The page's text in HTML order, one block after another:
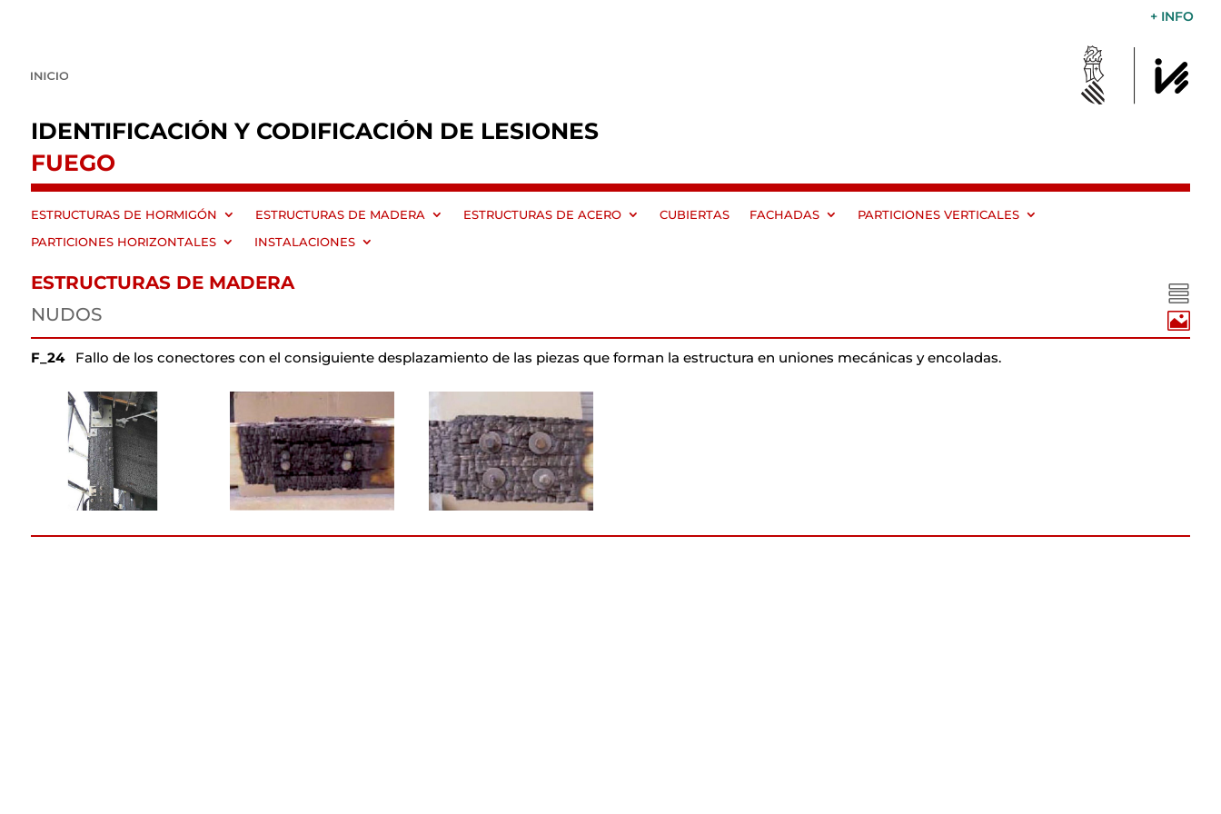
+ INFO
IDENTIFICACIÓN Y CODIFICACIÓN DE LESIONES
FUEGO
ESTRUCTURAS DE HORMIGÓN ESTRUCTURAS DE MADERA ESTRUCTURAS DE ACERO CUBIERTAS FACHADAS
PARTICIONES VERTICALES
PARTICIONES HORIZONTALES
INSTALACIONES
ESTRUCTURAS DE MADERA
NUDOS


F_24 Fallo de los conectores con el consiguiente desplazamiento de las piezas que forman la estructura en uniones mecánicas y encoladas.